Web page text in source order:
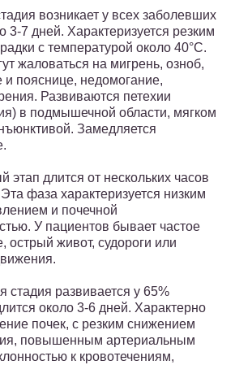
возникает у всех заболевших
3-7 дней. Характеризуется резким
с температурой около 40°C.
жаловаться на мигрень, озноб,
и пояснице, недомогание,
Развиваются петехии
в подмышечной области, мягком
Замедляется
этап длится от нескольких часов
фаза характеризуется низким
и почечной
У пациентов бывает частое
острый живот, судороги или
стадия развивается у 65%
около 3-6 дней. Характерно
почек, с резким снижением
повышенным артериальным
к кровотечениям,